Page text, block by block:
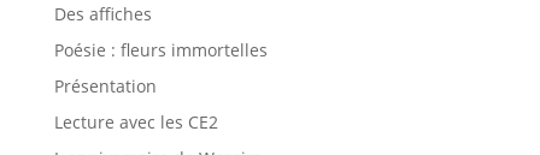
Des affiches
Poésie : fleurs immortelles
Présentation
Lecture avec les CE2